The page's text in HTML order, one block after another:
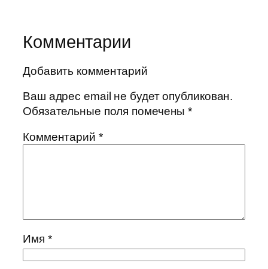
Комментарии
Добавить комментарий
Ваш адрес email не будет опубликован.
Обязательные поля помечены*
Комментарий *
Имя *